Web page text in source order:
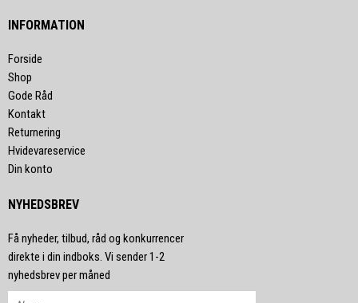
INFORMATION
Forside
Shop
Gode Råd
Kontakt
Returnering
Hvidevareservice
Din konto
NYHEDSBREV
Få nyheder, tilbud, råd og konkurrencer
direkte i din indboks. Vi sender 1-2
nyhedsbrev per måned